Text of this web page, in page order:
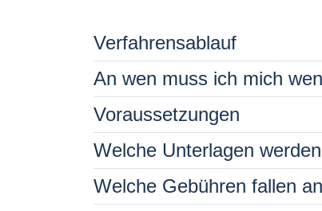
Verfahrensablauf
An wen muss ich mich
Voraussetzungen
Welche Unterlagen
Welche Gebühren fallen